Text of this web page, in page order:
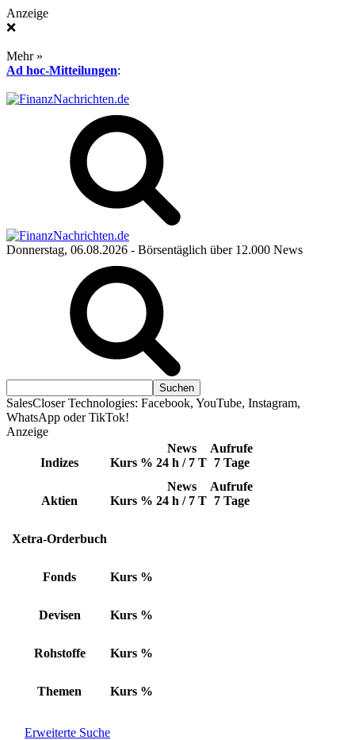
Anzeige
❌
Mehr »
Ad hoc-Mitteilungen:
Donnerstag, 06.08.2026 - Börsentäglich über 12.000 News
SalesCloser Technologies: Facebook, YouTube, Instagram,
WhatsApp oder TikTok!
Anzeige
Indizes Kurs %
News
24 h / 7 T
Aufrufe
7 Tage
Aktien Kurs %
News
24 h / 7 T
Aufrufe
7 Tage
Xetra-Orderbuch
Fonds Kurs %
Devisen Kurs %
Rohstoffe Kurs %
Themen Kurs %
Erweiterte Suche